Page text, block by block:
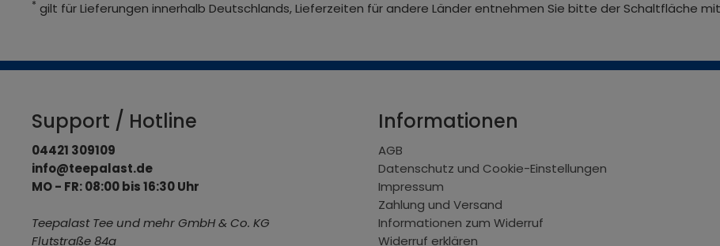
* gilt für Lieferungen innerhalb Deutschlands, Lieferzeiten für andere Länder entnehmen Sie bitte der Schaltfläche
Support / Hotline
04421 309109
info@teepalast.de
MO - FR: 08:00 bis 16:30 Uhr
Teepalast Tee und mehr GmbH & Co. KG
Flutstraße 84a
Informationen
AGB
Datenschutz und Cookie-Einstellungen
Impressum
Zahlung und Versand
Informationen zum Widerruf
Widerruf erklären